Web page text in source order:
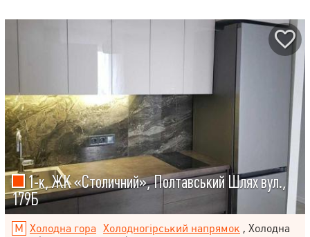
1-к, ЖК «Столичний», Полтавський Шлях вул.,
179Б
Холодна гора Холодногірський напрямок , Холодна